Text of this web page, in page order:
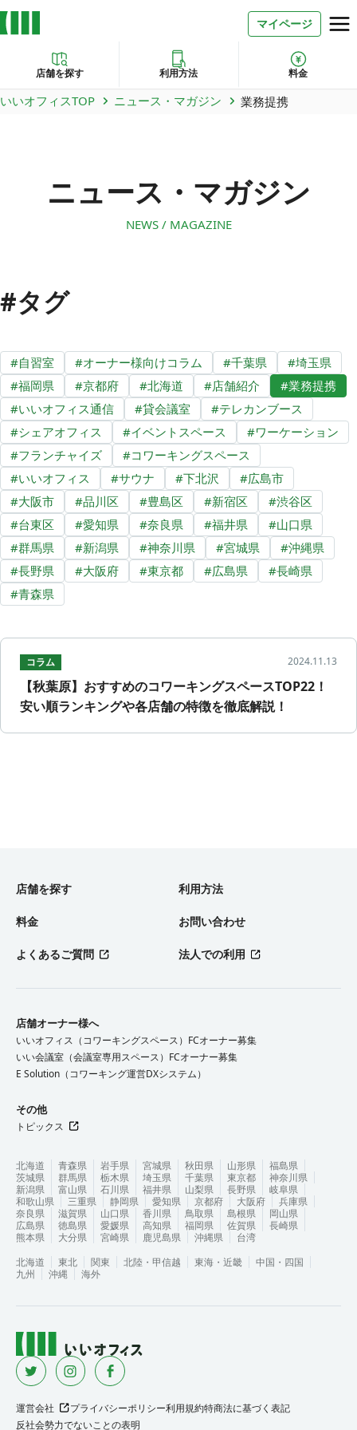
マイページ
店舗を探す 利用方法 料金
法人での利用
いいオフィス（コワーキングスペース）
FCオーナー募集
FCオーナー募集
コワーキング運営DXシステム
E Solution
その他
トピックス
いいオフィスTOP ニュース・マガジン 業務提携
ニュース・マガジン
NEWS / MAGAZINE
#タグ
#自習室 #オーナー様向けコラム #千葉県 #埼玉県
#福岡県 #京都府 #北海道 #店舗紹介 #業務提携
#いいオフィス通信 #貸会議室 #テレカンブース
#シェアオフィス #イベントスペース #ワーケーション
#フランチャイズ #コワーキングスペース
#いいオフィス #サウナ #下北沢 #広島市
#大阪市 #品川区 #豊島区 #新宿区 #渋谷区
#台東区 #愛知県 #奈良県 #福井県 #山口県
#群馬県 #新潟県 #神奈川県 #宮城県 #沖縄県
#長野県 #大阪府 #東京都 #広島県 #長崎県
#青森県
コラム 2024.11.13
【秋葉原】おすすめのコワーキングスペースTOP22！
安い順ランキングや各店舗の特徴を徹底解説！
店舗を探す 利用方法
料金 お問い合わせ
よくあるご質問 法人での利用
店舗オーナー様へ
いいオフィス（コワーキングスペース）FCオーナー募集
いい会議室（会議室専用スペース）FCオーナー募集
E Solution（コワーキング運営DXシステム）
その他
トピックス
北海道 青森県 岩手県 宮城県 秋田県 山形県
福島県
茨城県
群馬県 栃木県 埼玉県 千葉県 東京都
神奈川県
新潟県
富山県 石川県 福井県 山梨県 長野県
岐阜県
和歌山県
三重県 静岡県 愛知県 京都府 大阪府
兵庫県
奈良県
滋賀県 山口県 香川県 鳥取県 島根県
岡山県
広島県
徳島県 愛媛県 高知県 福岡県 佐賀県
長崎県
熊本県
大分県 宮崎県 鹿児島県 沖縄県
台湾
北海道
東北 関東 北陸・甲信越 東海・近畿
中国・四国
九州
沖縄 海外
運営会社 プライバシーポリシー利用規約特商法に基づく表記
反社会勢力でないことの表明